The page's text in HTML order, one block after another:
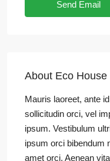
Send Email
About Eco
Mauris laoreet, ante
sollicitudin orci, vel
ipsum. Vestibulum
ipsum orci bibendum
amet orci. Aenean